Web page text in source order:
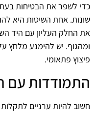
כדי לשפר את הבטיחות
שונות. אחת השיטות היא
את החלק העליון עם היד
ומהגוף. יש להימנע מלחץ
פיצוץ פתאומי.
התמודדות עם
חשוב להיות ערניים